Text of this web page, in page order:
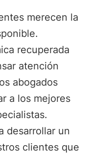
merecen la
recuperada
atención
abogados
a los mejores
desarrollar un
clientes que